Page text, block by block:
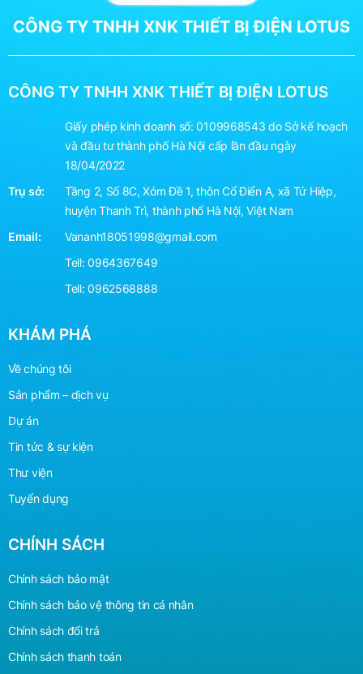
CÔNG TY TNHH XNK THIẾT BỊ ĐIỆN LOTUS
CÔNG TY TNHH XNK THIẾT BỊ ĐIỆN LOTUS
Giấy phép kinh doanh số: 0109968543 do Sở kế hoạch
và đầu tư thành phố Hà Nội cấp lần đầu ngày
18/04/2022
Trụ sở:
Tầng 2, Số 8C, Xóm Đề 1, thôn Cổ Điển A, xã Tứ Hiệp,
huyện Thanh Trì, thành phố Hà Nội, Việt Nam
Email:
Vananh18051998@gmail.com
Tell:0964367649
Tell:0962568888
KHÁM PHÁ
Về chúng tôi
Sản phẩm – dịch vụ
Dự án
Tin tức & sự kiện
Thư viện
Tuyển dụng
CHÍNH SÁCH
Chính sách bảo mật
Chính sách bảo vệ thông tin cá nhân
Chính sách đổi trả
Chính sách thanh toán